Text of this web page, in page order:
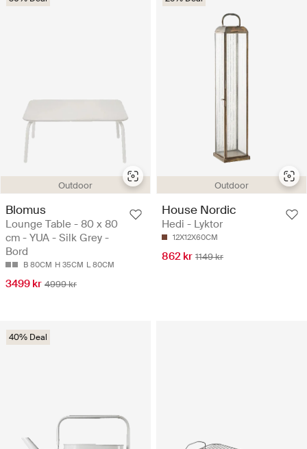
Outdoor
Blomus
Lounge Table - 80 x 80
cm - YUA - Silk Grey -
Bord
B 80CM H 35CM L 80CM
3499 kr 4999 kr
Outdoor
House Nordic
Hedi - Lyktor
12X12X60CM
862 kr 1149 kr
40% Deal